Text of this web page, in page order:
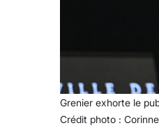
Grenier exhorte le
Crédit photo :